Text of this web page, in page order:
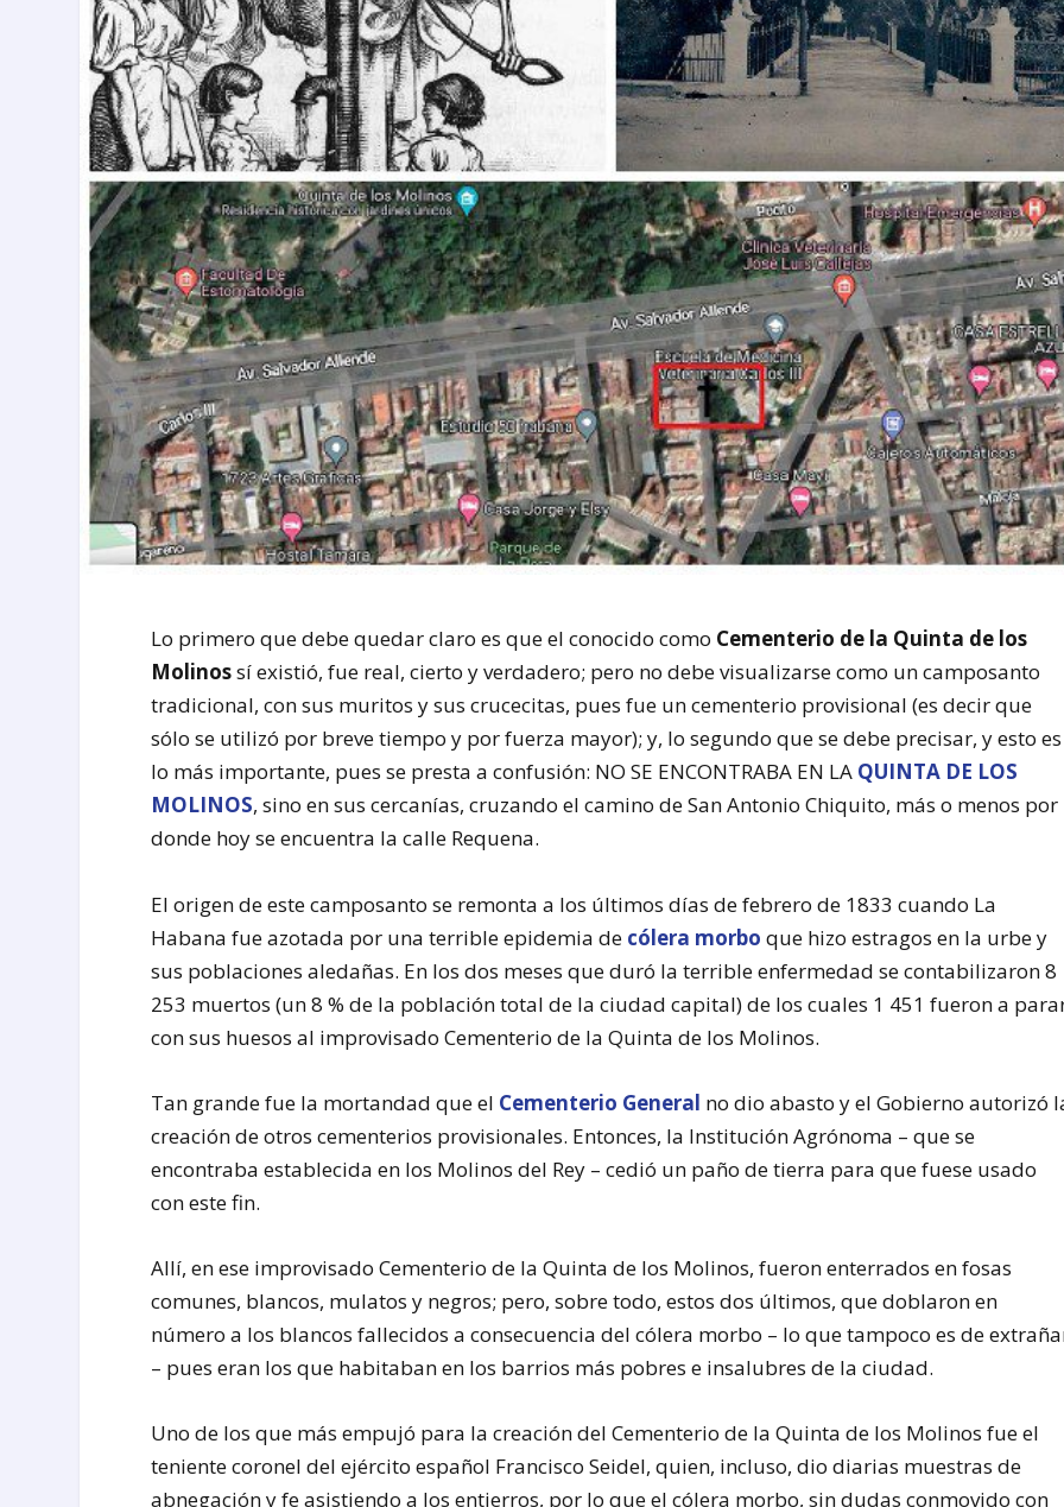
Lo primero que debe quedar claro es que el conocido como Cementerio de la Quinta de los
Molinossí existió, fue real, cierto y verdadero; pero no debe visualizarse como un camposanto
tradicional, con sus muritos y sus crucecitas, pues fue un cementerio provisional (es decir que
sólo se utilizó por breve tiempo y por fuerza mayor); y, lo segundo que se debe precisar, y esto es
lo más importante, pues se presta a confusión: NO SE ENCONTRABA EN LA QUINTA DE LOS
MOLINOS, sino en sus cercanías, cruzando el camino de San Antonio Chiquito, más o menos por
donde hoy se encuentra la calle Requena.
El origen de este camposanto se remonta a los últimos días de febrero de 1833 cuando La
Habana fue azotada por una terrible epidemia de cólera morbo que hizo estragos en la urbe y
sus poblaciones aledañas. En los dos meses que duró la terrible enfermedad se contabilizaron 8
253 muertos (un 8 % de la población total de la ciudad capital) de los cuales 1 451 fueron a
con sus huesos al improvisado Cementerio de la Quinta de los Molinos.
Tan grande fue la mortandad que el Cementerio General no dio abasto y el Gobierno autorizó
creación de otros cementerios provisionales. Entonces, la Institución Agrónoma – que se
encontraba establecida en los Molinos del Rey – cedió un paño de tierra para que fuese usado
con este fin.
Allí, en ese improvisado Cementerio de la Quinta de los Molinos, fueron enterrados en fosas
comunes, blancos, mulatos y negros; pero, sobre todo, estos dos últimos, que doblaron en
número a los blancos fallecidos a consecuencia del cólera morbo – lo que tampoco es de
– pues eran los que habitaban en los barrios más pobres e insalubres de la ciudad.
Uno de los que más empujó para la creación del Cementerio de la Quinta de los Molinos fue el
teniente coronel del ejército español Francisco Seidel, quien, incluso, dio diarias muestras de
abnegación y fe asistiendo a los entierros, por lo que el cólera morbo, sin dudas conmovido con